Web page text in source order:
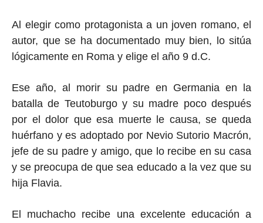
Al elegir como protagonista a un joven romano, el
autor, que se ha documentado muy bien, lo sitúa
lógicamente en Roma y elige el año 9 d.C.
Ese año, al morir su padre en Germania en la
batalla de Teutoburgo y su madre poco después
por el dolor que esa muerte le causa, se queda
huérfano y es adoptado por Nevio Sutorio Macrón,
jefe de su padre y amigo, que lo recibe en su casa
y se preocupa de que sea educado a la vez que su
hija Flavia.
El muchacho recibe una excelente educación a